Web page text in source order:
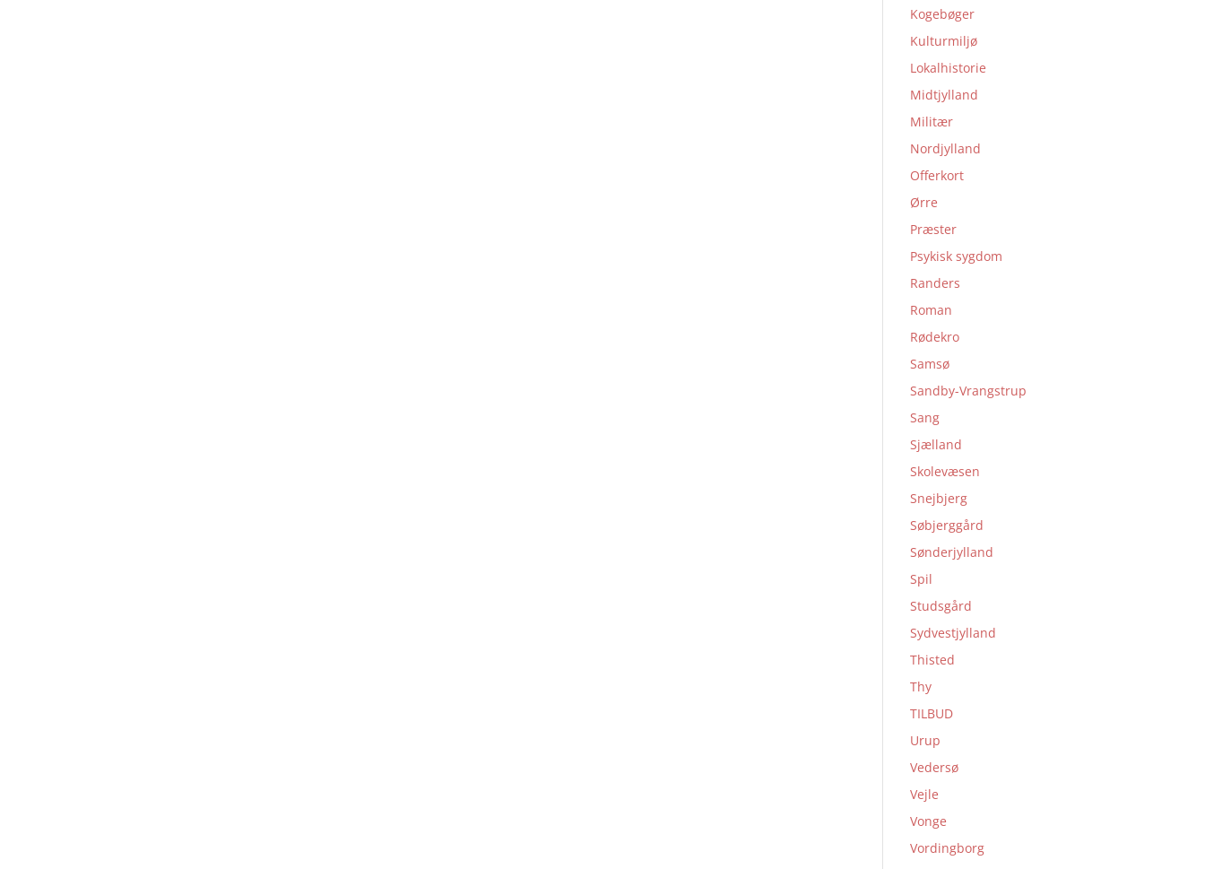
Kogebøger
Kulturmiljø
Lokalhistorie
Midtjylland
Militær
Nordjylland
Offerkort
Ørre
Præster
Psykisk sygdom
Randers
Roman
Rødekro
Samsø
Sandby-Vrangstrup
Sang
Sjælland
Skolevæsen
Snejbjerg
Søbjerggård
Sønderjylland
Spil
Studsgård
Sydvestjylland
Thisted
Thy
TILBUD
Urup
Vedersø
Vejle
Vonge
Vordingborg